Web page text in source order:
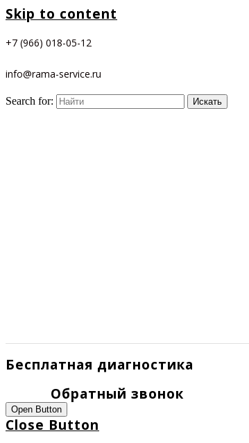
Skip to content
+7 (966) 018-05-12
info@rama-service.ru
Search for:
Бесплатная диагностика
Обратный звонок
Open Button
Close Button